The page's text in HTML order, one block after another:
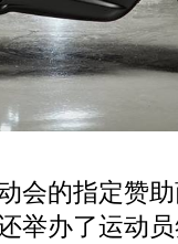
会的指定赞
举办了运动